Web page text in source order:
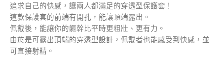
追求自己的快感，讓兩人都滿足的穿透型保護套！
這款保護套的前端有開孔，能讓頂端露出。
佩戴後，能讓你的軀幹比平時更粗壯、更有力。
由於是可露出頂端的穿透型設計，佩戴者也能感受到快感，並
可直接射精。